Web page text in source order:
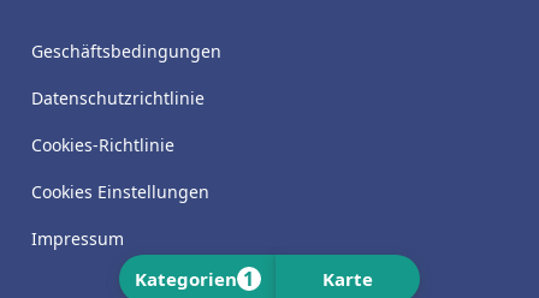
Kategorien 1 Karte
Geschäftsbedingungen
Datenschutzrichtlinie
Cookies-Richtlinie
Cookies Einstellungen
Impressum